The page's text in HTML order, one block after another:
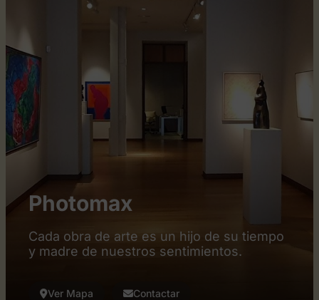
Photomax
Cada obra de arte es un hijo de su tiempo
y madre de nuestros sentimientos.
Ver Mapa Contactar